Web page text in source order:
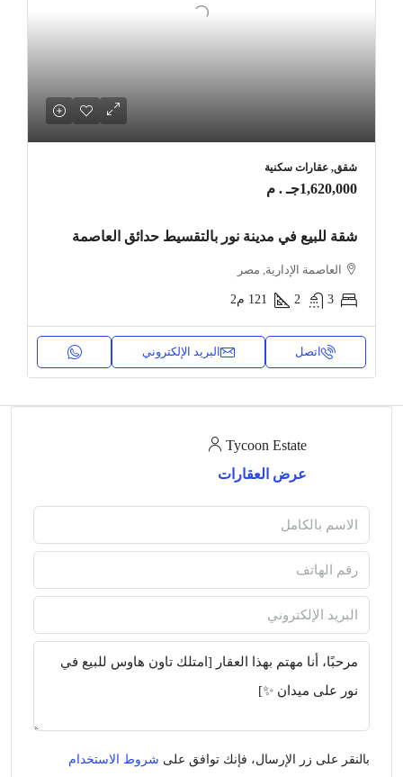
شقق, عقارات سكنية
1,620,000جـ . م
شقة للبيع في مدينة نور بالتقسيط حدائق العاصمة
العاصمة الإدارية, مصر
3
2
121 م2
اتصل البريد الإلكتروني
Tycoon Estate
عرض العقارات
بالنقر على زر الإرسال، فإنك توافق على شروط الاستخدام